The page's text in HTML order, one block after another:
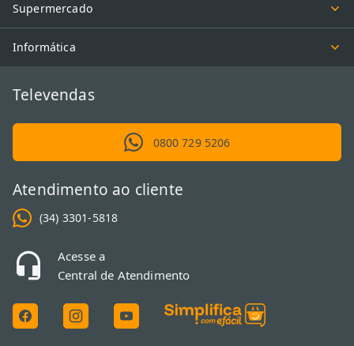
Supermercado
Informática
Televendas
0800 729 5206
Atendimento ao cliente
(34) 3301-5818
Acesse a
Central de Atendimento